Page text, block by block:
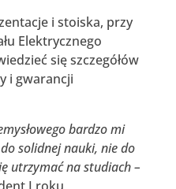
i stoiska, przy
Elektrycznego
się szczegółów
i gwarancji
bardzo mi
solidnej nauki, nie do
utrzymać na studiach –